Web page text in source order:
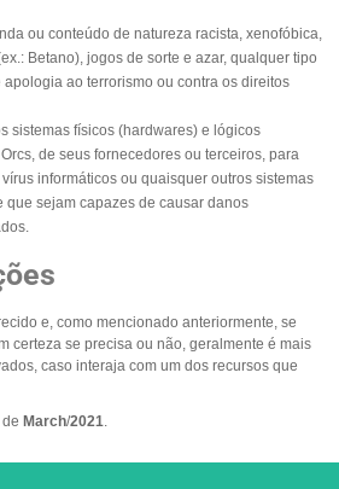
ou conteúdo de natureza racista, xenofóbica,
Betano), jogos de sorte e azar, qualquer tipo
ao terrorismo ou contra os direitos
sistemas físicos (hardwares) e lógicos
de seus fornecedores ou terceiros, para
informáticos ou quaisquer outros sistemas
que sejam capazes de causar danos
e, como mencionado anteriormente, se
certeza se precisa ou não, geralmente é mais
caso interaja com um dos recursos que
March/2021.